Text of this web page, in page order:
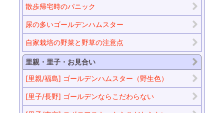
散歩帰宅時のパニック
尿の多いゴールデンハムスター
自家栽培の野菜と野草の注意点
里親・里子・お見合い
[里親/福島] ゴールデンハムスター（野生色）
[里子/長野] ゴールデンならこだわらない